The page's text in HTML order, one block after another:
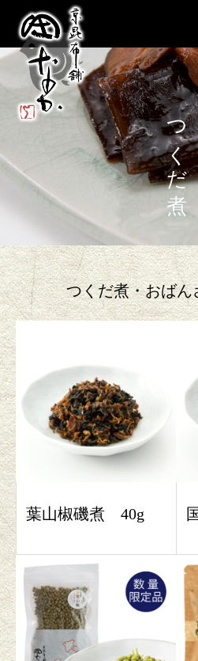
つくだ煮
つくだ煮・おばん
葉山椒磯煮 40g